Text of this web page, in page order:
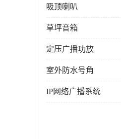
吸顶喇叭
草坪音箱
定压广播功放
室外防水号角
IP网络广播系统